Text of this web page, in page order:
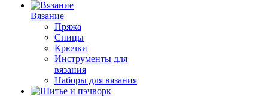
Вязание
Пряжа
Спицы
Крючки
Инструменты для
вязания
Наборы для вязания